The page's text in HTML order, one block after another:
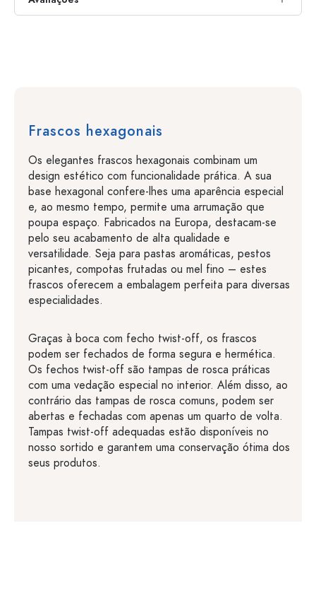
Frascos hexagonais
Os elegantes frascos hexagonais combinam um
design estético com funcionalidade prática. A sua
base hexagonal confere-lhes uma aparência especial
e, ao mesmo tempo, permite uma arrumação que
poupa espaço. Fabricados na Europa, destacam-se
pelo seu acabamento de alta qualidade e
versatilidade. Seja para pastas aromáticas, pestos
picantes, compotas frutadas ou mel fino – estes
frascos oferecem a embalagem perfeita para diversas
especialidades.
Graças à boca com fecho twist-off, os frascos
podem ser fechados de forma segura e hermética.
Os fechos twist-off são tampas de rosca práticas
com uma vedação especial no interior. Além disso, ao
contrário das tampas de rosca comuns, podem ser
abertas e fechadas com apenas um quarto de volta.
Tampas twist-off adequadas estão disponíveis no
nosso sortido e garantem uma conservação ótima dos
seus produtos.